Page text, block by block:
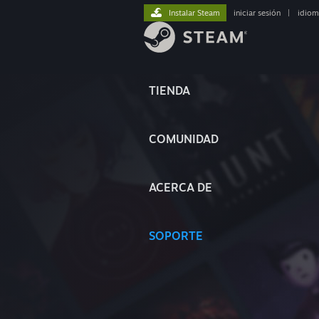
TIENDA
COMUNIDAD
ACERCA DE
SOPORTE
Instalar Steam iniciar sesión